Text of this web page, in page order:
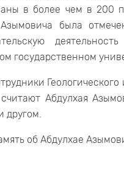
в более чем в 200
Азымовича была
государственном
Абдулхая
другом.
об Абдулхае